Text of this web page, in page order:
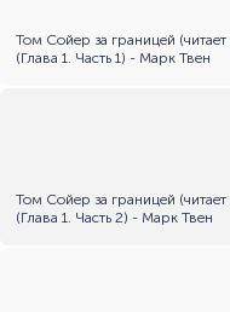
Том Сойер за границей
(Глава 1. Часть 1) - Марк Твен
Том Сойер за границей
(Глава 1. Часть 2) - Марк Твен